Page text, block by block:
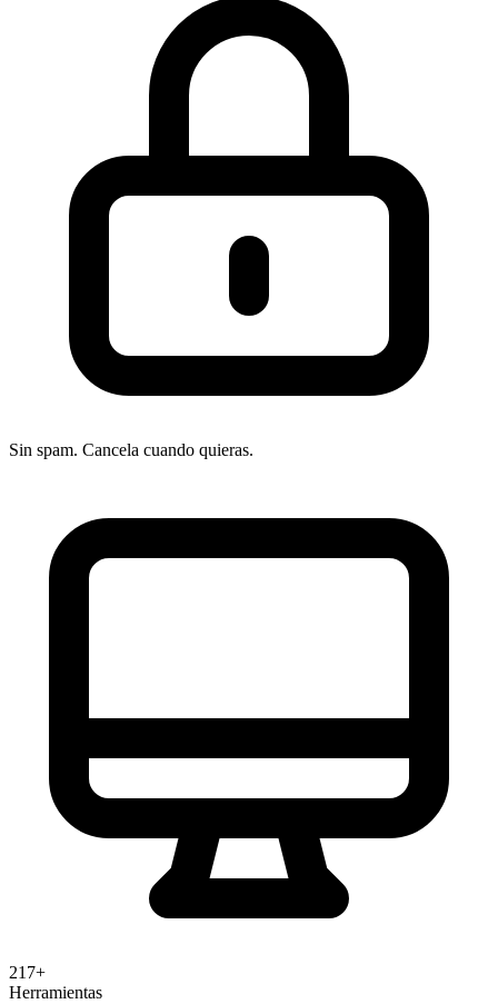
Sin spam. Cancela cuando quieras.
217+
Herramientas